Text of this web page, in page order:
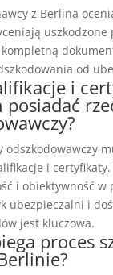
z Berlina
uszkodzone
od
i
odszkodowawczy
i
i obiektywność w
ubezpieczalni i
jest kluczowa.
proces